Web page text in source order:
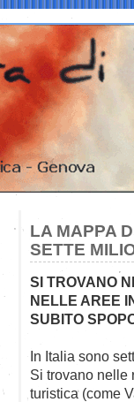
LA MAPPA
SETTE
SI TROVANO
NELLE AREE
SUBITO
In Italia sono
Si trovano nelle
turistica (come